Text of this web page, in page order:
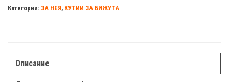
за
Категории: ЗА НЕЯ, КУТИИ ЗА БИЖУТА
Описание